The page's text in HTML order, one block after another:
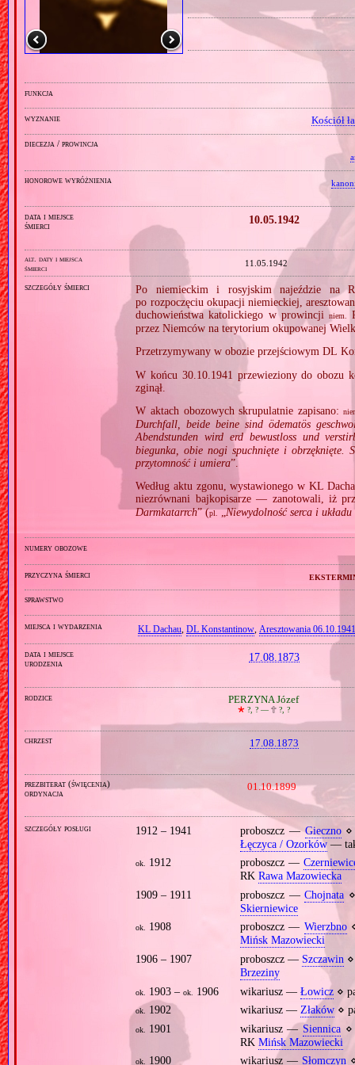
funkcja
wyznanie Kościół
diecezja / prowincja
honorowe wyróżnienia
data i miejsce
śmierci
10.05.1942
alt. daty i miejsca
śmierci
11.05.1942
szczegóły śmierci
Po niemieckim i rosyjskim najeździe na
po rozpoczęciu okupacji niemieckiej,
duchowieństwa katolickiego w prowincji niem.
przez Niemców na terytorium okupowanej
Przetrzymywany w obozie przejściowym DL
W końcu 30.10.1941 przewieziony do obozu
zginął.
W aktach obozowych skrupulatnie zapisano:
Durchfall, beide beine sind ödematös
Abendstunden wird erd bewustloss und
biegunka, obie nogi spuchnięte i obrzęknięte.
przytomność i umiera”.
Według aktu zgonu, wystawionego w KL
niezrównani bajkopisarze — zanotowali, iż
Darmkatarrch” (pl. „Niewydolność serca i
numery obozowe
przyczyna śmierci
sprawstwo
miejsca i wydarzenia KL Dachau, DL Konstantinow, Aresztowania
data i miejsce
urodzenia
17.08.1873
rodzice PERZYNA Józef
🞲?, ? — 🕆?, ?
chrzest 17.08.1873
prezbiterat (święcenia)
ordynacja
01.10.1899
szczegóły posługi 1912 – 1941 proboszcz —Gieczno⋄
Łęczyca / Ozorków—
ok. 1912 proboszcz —
RK Rawa Mazowiecka
1909 – 1911
proboszcz —Chojnata
Skierniewice
ok. 1908 proboszcz — Wierzbno
Mińsk Mazowiecki
1906 – 1907
proboszcz — Szczawin
Brzeziny
ok. 1903 –ok. 1906 wikariusz — Łowicz⋄
ok. 1902 wikariusz — Złaków⋄
ok. 1901 wikariusz — Siennica ⋄
RK Mińsk Mazowiecki
ok. 1900 wikariusz — Słomczyn⋄